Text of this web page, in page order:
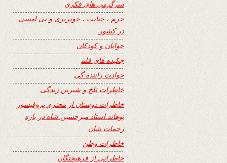
سرگرمی های فکری
جرم ، جنایت ، خونریزی و بی امنیتی
در کشور
جوانان و کودکان
چکیده های قلم
حوادث راننده گی
خاطرات تلخ و شیرین زندگی
خاطرات دوستان از محترم پروفیسور
پوهاند استاد میرحسین شاه در باره
زحمات شان
خاطرات وطن
خاطراتی از فرهیختگان